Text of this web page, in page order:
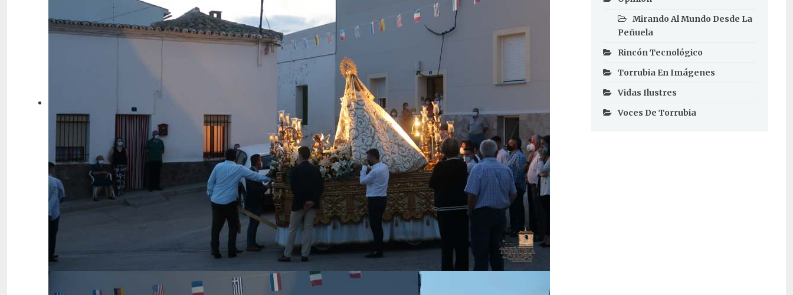
Mirando Al Mundo Desde La
Peñuela
Rincón Tecnológico
Torrubia En Imágenes
Vidas Ilustres
Voces De Torrubia